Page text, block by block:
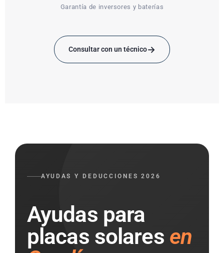
Garantía de inversores y baterías
Consultar con un técnico→
AYUDAS Y DEDUCCIONES 2026
Ayudas para
placas solares en